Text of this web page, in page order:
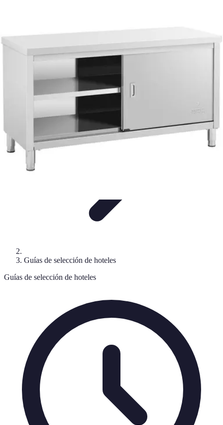
Encuentra Tu Hotel
Guías de selección de hoteles
Guías de selección de hoteles